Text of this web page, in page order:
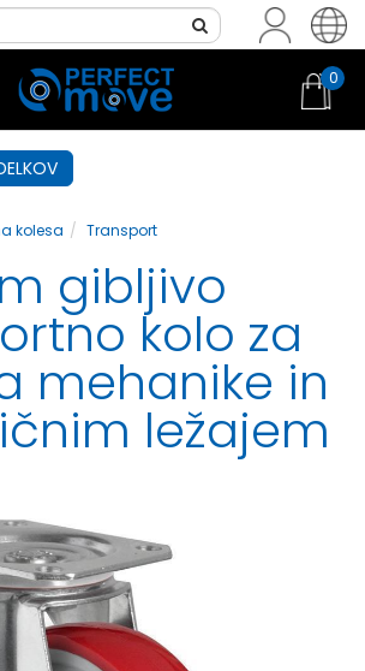
0
kolesa Transport
gibljivo
kolo za
mehanike in
ležajem